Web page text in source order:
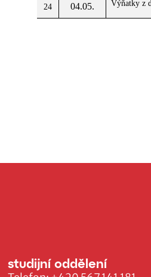
24 04.05. Výňatky z
studijní oddělení